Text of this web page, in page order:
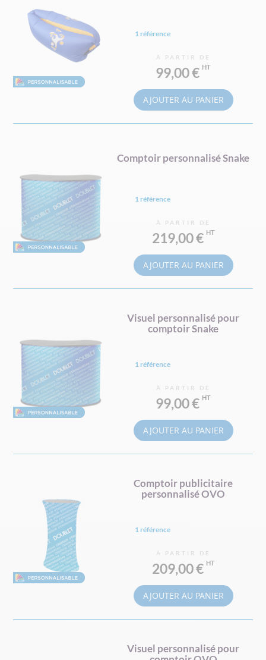
1 référence
À PARTIR DE
99,00 €
AJOUTER AU PANIER
Comptoir personnalisé Snake
1 référence
À PARTIR DE
219,00 €
AJOUTER AU PANIER
Visuel personnalisé pour
comptoir Snake
1 référence
À PARTIR DE
99,00 €
AJOUTER AU PANIER
Comptoir publicitaire
personnalisé OVO
1 référence
À PARTIR DE
209,00 €
AJOUTER AU PANIER
Visuel personnalisé pour